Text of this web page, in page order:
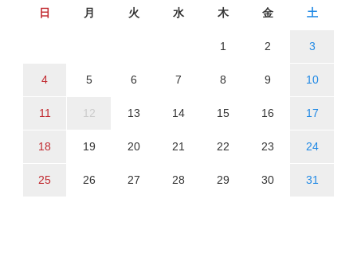
日 月 火 水 木 金 土
1 2 3
4 5 6 7 8 9 10
11 12 13 14 15 16 17
18 19 20 21 22 23 24
25 26 27 28 29 30 31